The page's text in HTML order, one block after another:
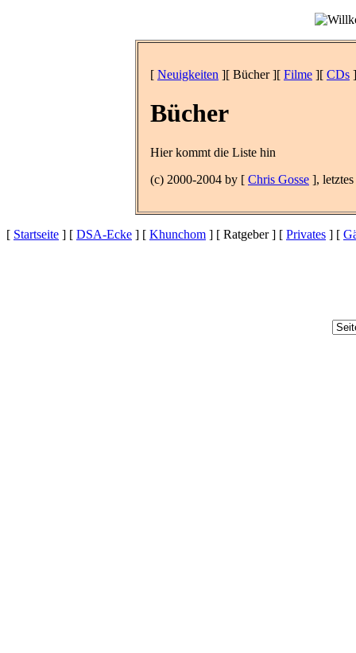
[ Neuigkeiten ][ Bücher ][ Filme ][ CDs
Bücher
Hier kommt die Liste hin
(c) 2000-2004 by [ Chris Gosse ],
[ Startseite ] [ DSA-Ecke ] [ Khunchom ] [ Ratgeber ] [ Privates ] [